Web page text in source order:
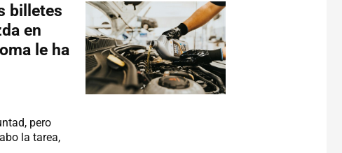
billetes
en
le ha
pero
la tarea,